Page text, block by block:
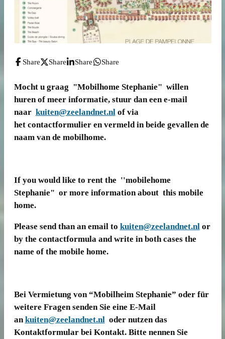
Share Share Share Share
Mocht u graag "Mobilhome Stephanie" willen
huren of meer informatie, stuur dan een e-mail
naar kuiten@zeelandnet.nlof via
het contactformulier en vermeld in beide gevallen de
naam van de mobilhome.
If you would like to rent the ''mobilehome
Stephanie" or more information about this mobile
home.
Please send than an email to kuiten@zeelandnet.nl or
by the contactformula and write in both cases the
name of the mobile home.
Bei Vermietung von “Mobilheim Stephanie” oder für
weitere Fragen senden Sie eine E-Mail
an kuiten@zeelandnet.nl oder nutzen das
Kontaktformular bei Kontakt. Bitte nennen Sie